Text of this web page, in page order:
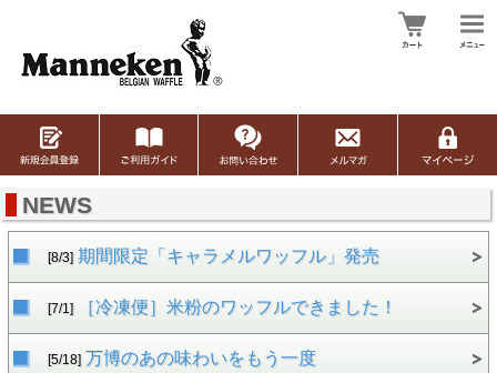
NEWS
[8/3]期間限定「キャラメルワッフル」発売
[7/1]［冷凍便］米粉のワッフルできました！
[5/18]万博のあの味わいをもう一度